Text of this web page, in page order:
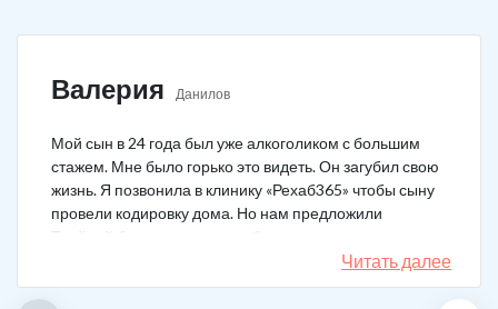
Валерия Данилов
Мой сын в 24 года был уже алкоголиком с большим
стажем. Мне было горько это видеть. Он загубил свою
жизнь. Я позвонила в клинику «Рехаб365» чтобы сыну
провели кодировку дома. Но нам предложили
Тройной блок в клинике, чтобы уж наверняка помогло.
Мы согласились. Вот уже 4 месяца как сын не пьет. На
работу устроился, дома помогает, девушку завел.
Читать далее